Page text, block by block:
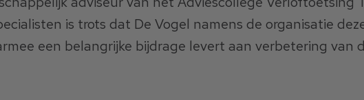
is trots dat De Vogel namens de organisatie
een belangrijke bijdrage levert aan verbetering van